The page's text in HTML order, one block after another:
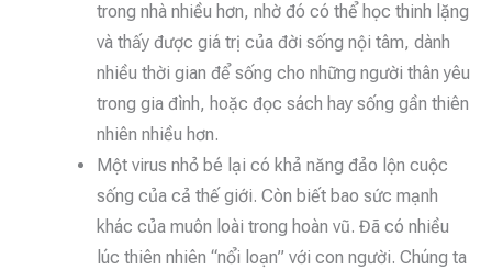
trong nhà nhiều hơn, nhờ đó có thể học thinh lặng
và thấy được giá trị của đời sống nội tâm, dành
nhiều thời gian để sống cho những người thân yêu
trong gia đình, hoặc đọc sách hay sống gần thiên
nhiên nhiều hơn.
Một virus nhỏ bé lại có khả năng đảo lộn cuộc
sống của cả thế giới. Còn biết bao sức mạnh
khác của muôn loài trong hoàn vũ. Đã có nhiều
lúc thiên nhiên “nổi loạn” với con người. Chúng ta